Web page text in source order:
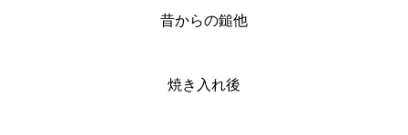
昔からの鎚他
焼き入れ後